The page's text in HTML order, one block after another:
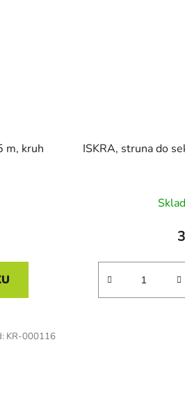
m, kruh ISKRA, struna do
KR-000116